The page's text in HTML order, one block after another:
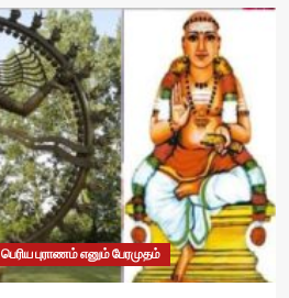
பெரிய புராணம் எனும் பேரமுதம்